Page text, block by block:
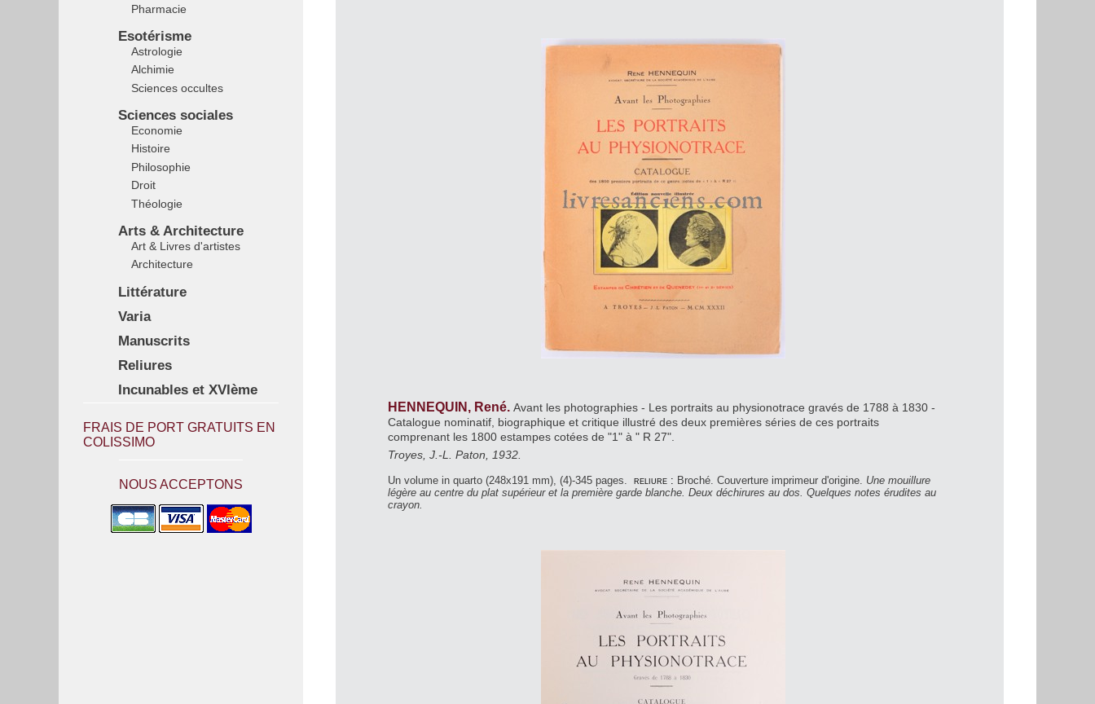
Pharmacie
Esotérisme
Astrologie
Alchimie
Sciences occultes
Sciences sociales
Economie
Histoire
Philosophie
Droit
Théologie
Arts & Architecture
Art & Livres d'artistes
Architecture
Littérature
Varia
Manuscrits
Reliures
Incunables et XVIème
FRAIS DE PORT GRATUITS EN
COLISSIMO
NOUS ACCEPTONS
HENNEQUIN, René. Avant les photographies - Les portraits au physionotrace gravés de 1788 à 1830 -
Catalogue nominatif, biographique et critique illustré des deux premières séries de ces portraits
comprenant les 1800 estampes cotées de "1" à " R 27".
Troyes, J.-L. Paton, 1932.
Un volume in quarto (248x191 mm), (4)-345 pages. reliure : Broché. Couverture imprimeur d'origine. Une mouillure
légère au centre du plat supérieur et la première garde blanche. Deux déchirures au dos. Quelques notes érudites au
crayon.